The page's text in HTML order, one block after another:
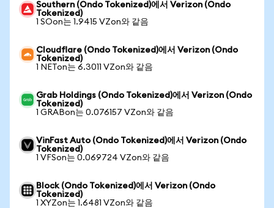
Southern (Ondo Tokenized)에서 Verizon (Ondo
Tokenized)
1 SOon는 1.9415 VZon와 같음
Cloudflare (Ondo Tokenized)에서 Verizon (Ondo
Tokenized)
1 NETon는 6.3011 VZon와 같음
Grab Holdings (Ondo Tokenized)에서 Verizon (Ondo
Tokenized)
1 GRABon는 0.076157 VZon와 같음
VinFast Auto (Ondo Tokenized)에서 Verizon (Ondo
Tokenized)
1 VFSon는 0.069724 VZon와 같음
Block (Ondo Tokenized)에서 Verizon (Ondo
Tokenized)
1 XYZon는 1.6481 VZon와 같음